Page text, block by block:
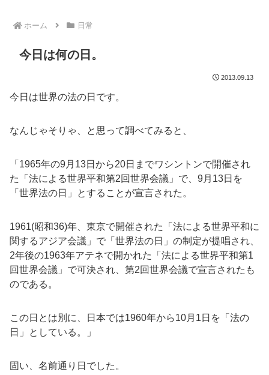
ホーム 日常
今日は何の日。
2013.09.13
今日は世界の法の日です。
なんじゃそりゃ、と思って調べてみると、
「1965年の9月13日から20日までワシントンで開催され
た「法による世界平和第2回世界会議」で、9月13日を
「世界法の日」とすることが宣言された。
1961(昭和36)年、東京で開催された「法による世界平和に
関するアジア会議」で「世界法の日」の制定が提唱され、
2年後の1963年アテネで開かれた「法による世界平和第1
回世界会議」で可決され、第2回世界会議で宣言されたも
のである。
この日とは別に、日本では1960年から10月1日を「法の
日」としている。」
固い、名前通り日でした。